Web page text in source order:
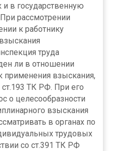
и в государственную
рассмотрении
к работнику
труда
ли в отношении
применения взыскания,
ТК РФ. При его
о целесообразности
взыскания
в органах по
трудовых
со ст.391 ТК РФ